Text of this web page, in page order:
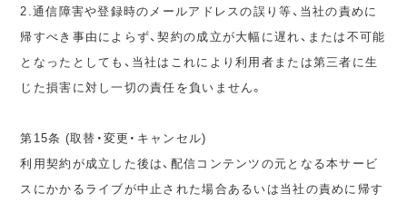
2.通信障害や登録時のメールアドレスの誤り等、当社の責めに
帰すべき事由によらず、契約の成立が大幅に遅れ、または不可能
となったとしても、当社はこれにより利用者または第三者に生
じた損害に対し一切の責任を負いません。
第15条 (取替・変更・キャンセル)
利用契約が成立した後は、配信コンテンツの元となる本サービ
スにかかるライブが中止された場合あるいは当社の責めに帰す